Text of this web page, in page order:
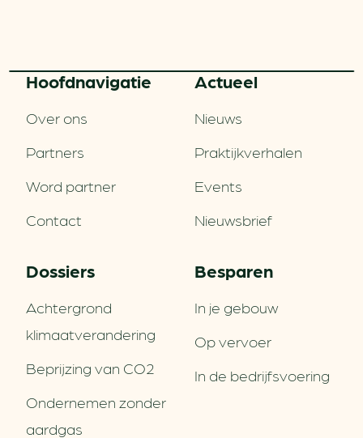
Hoofd­navigatie
Over ons
Partners
Word partner
Contact
Actueel
Nieuws
Praktijkverhalen
Events
Nieuwsbrief
Dossiers
Achtergrond
klimaatverandering
Beprijzing van CO2
Ondernemen zonder
aardgas
Besparen
In je gebouw
Op vervoer
In de bedrijfsvoering